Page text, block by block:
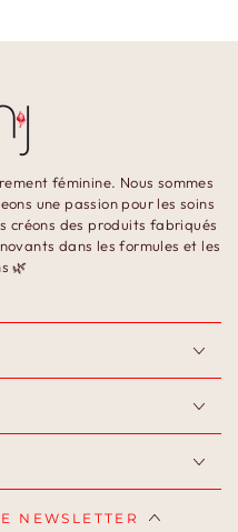
féminine. Nous sommes
une passion pour les soins
créons des produits fabriqués
dans les formules et les
🌿
NEWSLETTER